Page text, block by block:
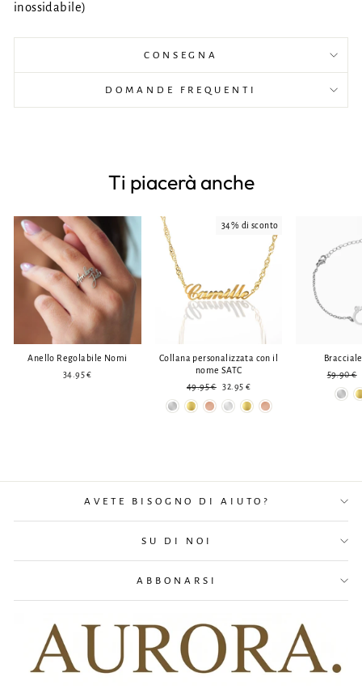
inossidabile)
CONSEGNA
DOMANDE FREQUENTI
Ti piacerà anche
Anello Regolabile Nomi
34.95 €
34% di sconto
Collana personalizzata con il
nome SATC
Prezzo
normale
49.95 € Prezzo
ridotto
32.95 €
Prezzo
normale
59.90 €
AVETE BISOGNO DI AIUTO?
SU DI NOI
ABBONARSI